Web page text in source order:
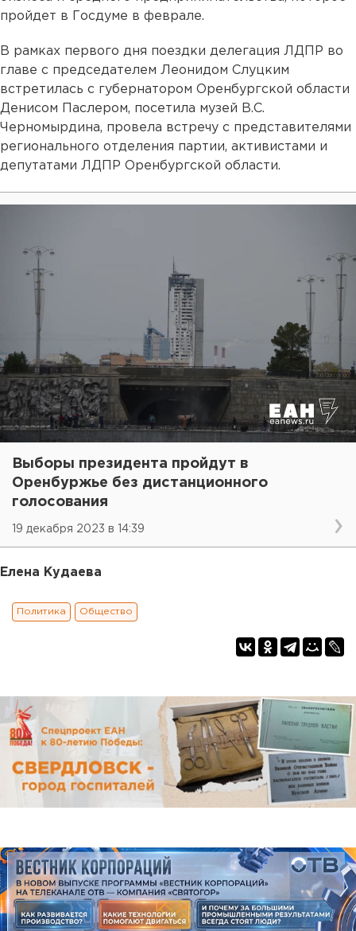
пройдет в Госдуме в феврале.
В рамках первого дня поездки делегация ЛДПР во
главе с председателем Леонидом Слуцким
встретилась с губернатором Оренбургской области
Денисом Паслером, посетила музей В.С.
Черномырдина, провела встречу с представителями
регионального отделения партии, активистами и
депутатами ЛДПР Оренбургской области.
Выборы президента пройдут в
Оренбуржье без дистанционного
голосования
19 декабря 2023 в 14:39
Елена Кудаева
Политика Общество